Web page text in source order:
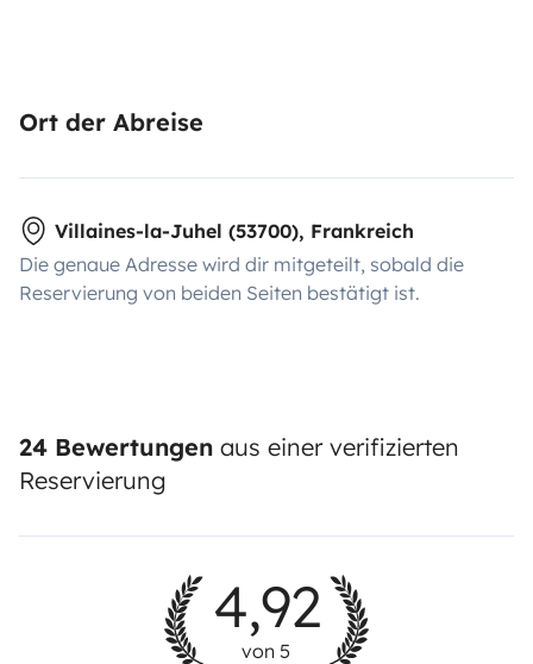
Ort der Abreise
Villaines-la-Juhel (53700), Frankreich
Die genaue Adresse wird dir mitgeteilt, sobald die
Reservierung von beiden Seiten bestätigt ist.
24 Bewertungen aus einer verifizierten
Reservierung
4,92
von 5